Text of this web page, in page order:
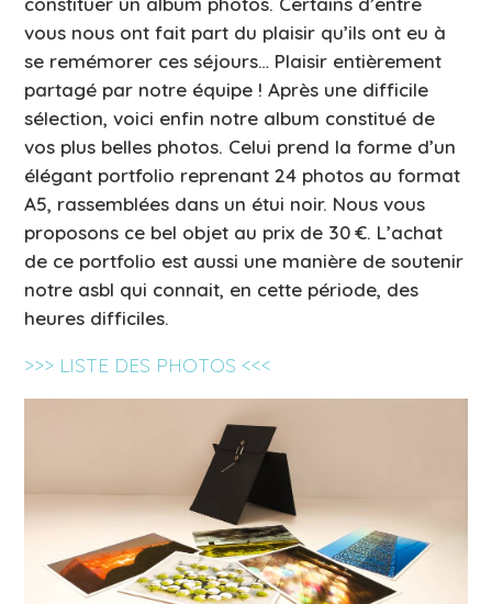
vous nous ont fait part du plaisir qu’ils ont eu à
se remémorer ces séjours… Plaisir entièrement
partagé par notre équipe ! Après une difficile
sélection, voici enfin notre album constitué de
vos plus belles photos. Celui prend la forme d’un
élégant portfolio reprenant 24 photos au format
A5, rassemblées dans un étui noir. Nous vous
proposons ce bel objet au prix de 30 €. L’achat
de ce portfolio est aussi une manière de soutenir
notre asbl qui connait, en cette période, des
heures difficiles.
>>> LISTE DES PHOTOS <<<